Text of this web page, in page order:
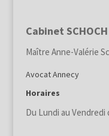
Cabinet SCHOCH
Maître Anne-Valérie
Avocat Annecy
Horaires
Du Lundi au Vendredi